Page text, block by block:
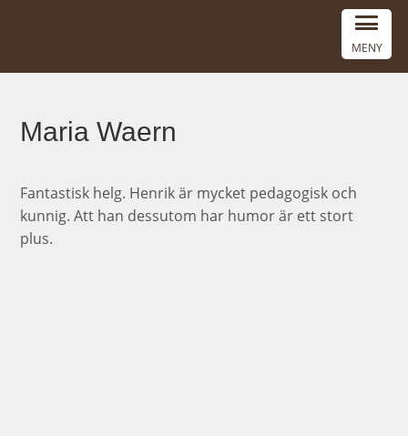
MENY
Maria Waern
Fantastisk helg. Henrik är mycket pedagogisk och
kunnig. Att han dessutom har humor är ett stort
plus.